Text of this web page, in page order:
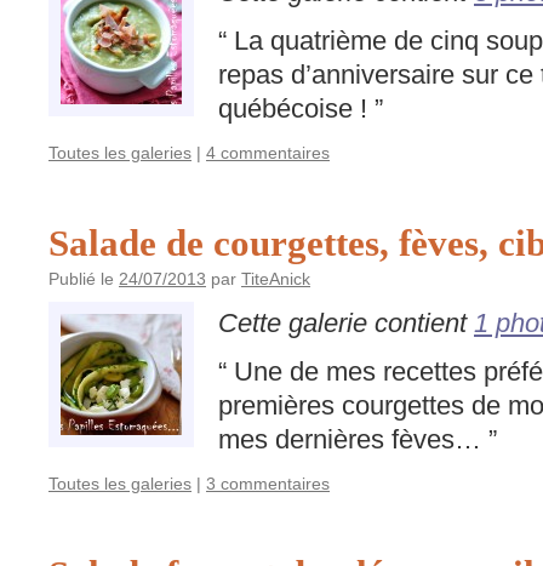
“ La quatrième de cinq
repas d’anniversaire sur
québécoise ! ”
Toutes les galeries | 4 commentaires
Salade de courgettes, fèves,
Publié le 24/07/2013 par TiteAnick
Cette galerie contient 1
“ Une de mes recettes
premières courgettes de
mes dernières fèves… ”
Toutes les galeries | 3 commentaires